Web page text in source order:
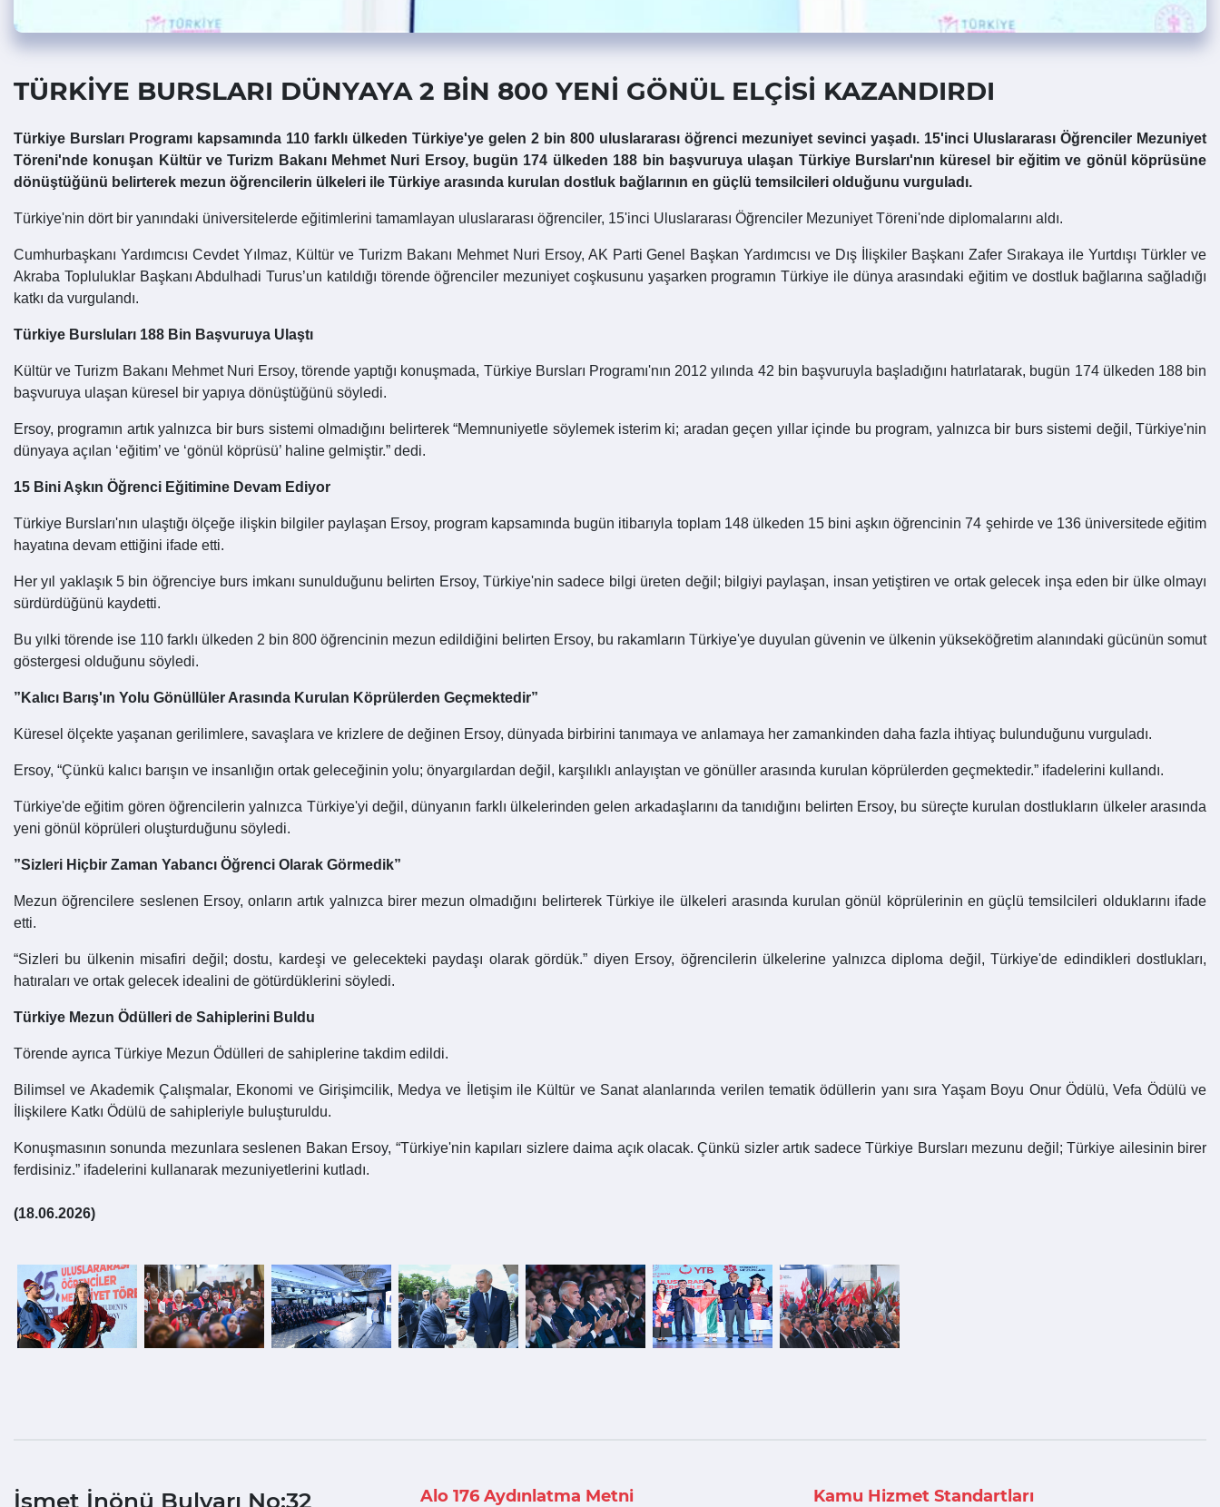
TÜRKİYE BURSLARI DÜNYAYA 2 BİN 800 YENİ GÖNÜL ELÇİSİ KAZANDIRDI
Türkiye Bursları Programı kapsamında 110 farklı ülkeden Türkiye'ye gelen 2 bin 800 uluslararası öğrenci mezuniyet sevinci yaşadı. 15'inci Uluslararası Öğrenciler Mezuniyet
Töreni'nde konuşan Kültür ve Turizm Bakanı Mehmet Nuri Ersoy, bugün 174 ülkeden 188 bin başvuruya ulaşan Türkiye Bursları'nın küresel bir eğitim ve gönül köprüsüne
dönüştüğünü belirterek mezun öğrencilerin ülkeleri ile Türkiye arasında kurulan dostluk bağlarının en güçlü temsilcileri olduğunu vurguladı.
Türkiye'nin dört bir yanındaki üniversitelerde eğitimlerini tamamlayan uluslararası öğrenciler, 15'inci Uluslararası Öğrenciler Mezuniyet Töreni'nde diplomalarını aldı.
Cumhurbaşkanı Yardımcısı Cevdet Yılmaz, Kültür ve Turizm Bakanı Mehmet Nuri Ersoy, AK Parti Genel Başkan Yardımcısı ve Dış İlişkiler Başkanı Zafer Sırakaya ile Yurtdışı Türkler ve
Akraba Topluluklar Başkanı Abdulhadi Turus’un katıldığı törende öğrenciler mezuniyet coşkusunu yaşarken programın Türkiye ile dünya arasındaki eğitim ve dostluk bağlarına sağladığı
katkı da vurgulandı.
Türkiye Bursluları 188 Bin Başvuruya Ulaştı
Kültür ve Turizm Bakanı Mehmet Nuri Ersoy, törende yaptığı konuşmada, Türkiye Bursları Programı'nın 2012 yılında 42 bin başvuruyla başladığını hatırlatarak, bugün 174 ülkeden 188 bin
başvuruya ulaşan küresel bir yapıya dönüştüğünü söyledi.
Ersoy, programın artık yalnızca bir burs sistemi olmadığını belirterek “Memnuniyetle söylemek isterim ki; aradan geçen yıllar içinde bu program, yalnızca bir burs sistemi değil, Türkiye'nin
dünyaya açılan ‘eğitim’ ve ‘gönül köprüsü’ haline gelmiştir.” dedi.
15 Bini Aşkın Öğrenci Eğitimine Devam Ediyor
Türkiye Bursları'nın ulaştığı ölçeğe ilişkin bilgiler paylaşan Ersoy, program kapsamında bugün itibarıyla toplam 148 ülkeden 15 bini aşkın öğrencinin 74 şehirde ve 136 üniversitede eğitim
hayatına devam ettiğini ifade etti.
Her yıl yaklaşık 5 bin öğrenciye burs imkanı sunulduğunu belirten Ersoy, Türkiye'nin sadece bilgi üreten değil; bilgiyi paylaşan, insan yetiştiren ve ortak gelecek inşa eden bir ülke olmayı
sürdürdüğünü kaydetti.
Bu yılki törende ise 110 farklı ülkeden 2 bin 800 öğrencinin mezun edildiğini belirten Ersoy, bu rakamların Türkiye'ye duyulan güvenin ve ülkenin yükseköğretim alanındaki gücünün somut
göstergesi olduğunu söyledi.
”Kalıcı Barış'ın Yolu Gönüllüler Arasında Kurulan Köprülerden Geçmektedir”
Küresel ölçekte yaşanan gerilimlere, savaşlara ve krizlere de değinen Ersoy, dünyada birbirini tanımaya ve anlamaya her zamankinden daha fazla ihtiyaç bulunduğunu vurguladı.
Ersoy, “Çünkü kalıcı barışın ve insanlığın ortak geleceğinin yolu; önyargılardan değil, karşılıklı anlayıştan ve gönüller arasında kurulan köprülerden geçmektedir.” ifadelerini kullandı.
Türkiye'de eğitim gören öğrencilerin yalnızca Türkiye'yi değil, dünyanın farklı ülkelerinden gelen arkadaşlarını da tanıdığını belirten Ersoy, bu süreçte kurulan dostlukların ülkeler arasında
yeni gönül köprüleri oluşturduğunu söyledi.
”Sizleri Hiçbir Zaman Yabancı Öğrenci Olarak Görmedik”
Mezun öğrencilere seslenen Ersoy, onların artık yalnızca birer mezun olmadığını belirterek Türkiye ile ülkeleri arasında kurulan gönül köprülerinin en güçlü temsilcileri olduklarını ifade
etti.
“Sizleri bu ülkenin misafiri değil; dostu, kardeşi ve gelecekteki paydaşı olarak gördük.” diyen Ersoy, öğrencilerin ülkelerine yalnızca diploma değil, Türkiye'de edindikleri dostlukları,
hatıraları ve ortak gelecek idealini de götürdüklerini söyledi.
Türkiye Mezun Ödülleri de Sahiplerini Buldu
Törende ayrıca Türkiye Mezun Ödülleri de sahiplerine takdim edildi.
Bilimsel ve Akademik Çalışmalar, Ekonomi ve Girişimcilik, Medya ve İletişim ile Kültür ve Sanat alanlarında verilen tematik ödüllerin yanı sıra Yaşam Boyu Onur Ödülü, Vefa Ödülü ve
İlişkilere Katkı Ödülü de sahipleriyle buluşturuldu.
Konuşmasının sonunda mezunlara seslenen Bakan Ersoy, “Türkiye'nin kapıları sizlere daima açık olacak. Çünkü sizler artık sadece Türkiye Bursları mezunu değil; Türkiye ailesinin birer
ferdisiniz.” ifadelerini kullanarak mezuniyetlerini kutladı.
(18.06.2026)
İsmet İnönü Bulvarı No:32 Alo 176 Aydınlatma Metni Kamu Hizmet Standartları